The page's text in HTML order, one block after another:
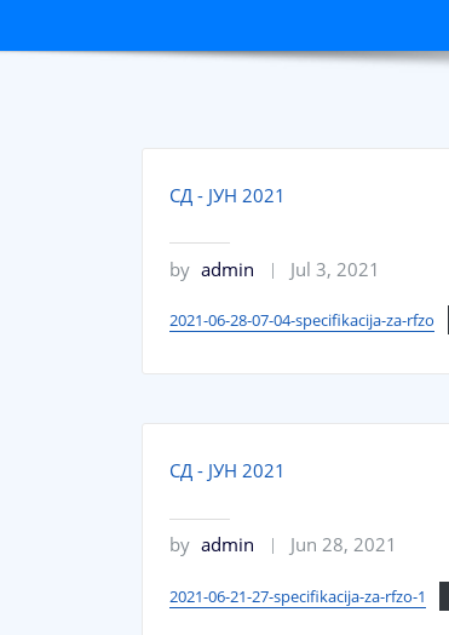
СД - ЈУН 2021
by admin Jul 3, 2021
2021-06-28-07-04-specifikacija-za-rfzo
СД - ЈУН 2021
by admin Jun 28, 2021
2021-06-21-27-specifikacija-za-rfzo-1